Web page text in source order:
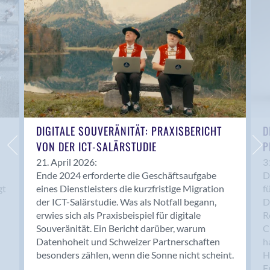
Anwil
Appenzell
Au SG
Baar
Baden
Balsthal
Balzers
Basel
Bassersdorf
Belp
Bendern
Benken (SG)
Bergdietikon
Berlin
Bern
Bern - Liebefeld
DIGITALE SOUVERÄNITÄT: PRAXISBERICHT
VON DER ICT-SALÄRSTUDIE
21. April 2026:
Ende 2024 erforderte die Geschäftsaufgabe
eines Dienstleisters die kurzfristige Migration
der ICT-Salärstudie. Was als Notfall begann,
erwies sich als Praxisbeispiel für digitale
Souveränität. Ein Bericht darüber, warum
Datenhoheit und Schweizer Partnerschaften
besonders zählen, wenn die Sonne nicht scheint.